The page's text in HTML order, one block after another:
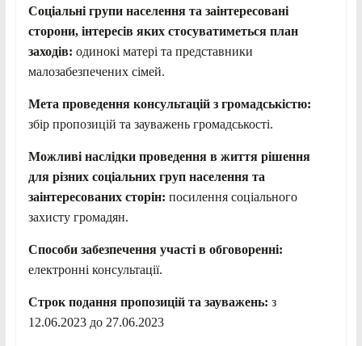
Соціальні групи населення та заінтересовані
сторони, інтересів яких стосуватиметься план
заходів: одинокі матері та представники
малозабезпечених сімей.
Мета проведення консультацій з громадськістю:
збір пропозицій та зауважень громадськості.
Можливі наслідки проведення в життя рішення
для різних соціальних груп населення та
заінтересованих сторін: посилення соціального
захисту громадян.
Способи забезпечення участі в обговоренні:
електронні консультації.
Строк подання пропозицій та зауважень: з
12.06.2023 до 27.06.2023